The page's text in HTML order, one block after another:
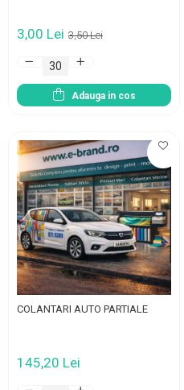
3,50 Lei
3,00 Lei
Adauga in cos
COLANTARI AUTO PARTIALE
145,20 Lei